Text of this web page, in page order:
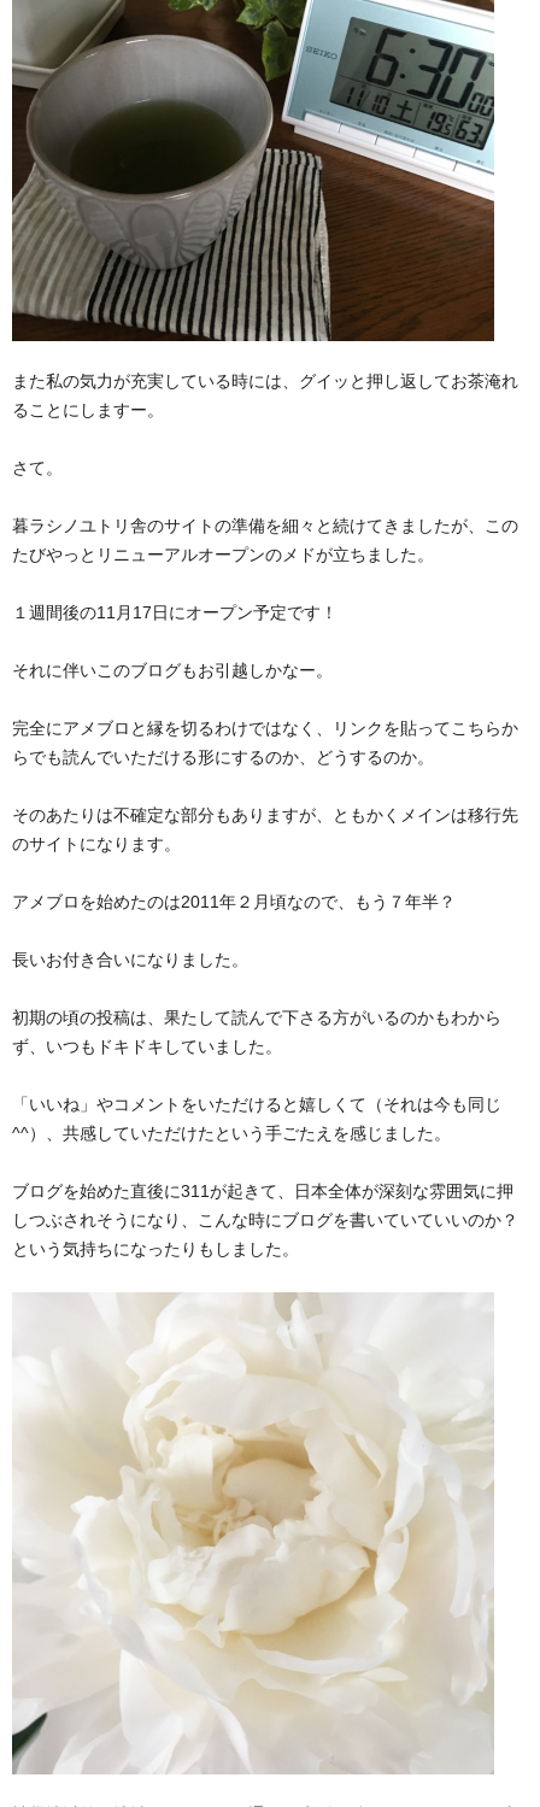
また私の気力が充実している時には、グイッと押し返してお茶淹れ
ることにしますー。
さて。
暮ラシノユトリ舎のサイトの準備を細々と続けてきましたが、この
たびやっとリニューアルオープンのメドが立ちました。
１週間後の11月17日にオープン予定です！
それに伴いこのブログもお引越しかなー。
完全にアメブロと縁を切るわけではなく、リンクを貼ってこちらか
らでも読んでいただける形にするのか、どうするのか。
そのあたりは不確定な部分もありますが、ともかくメインは移行先
のサイトになります。
アメブロを始めたのは2011年２月頃なので、もう７年半？
長いお付き合いになりました。
初期の頃の投稿は、果たして読んで下さる方がいるのかもわから
ず、いつもドキドキしていました。
「いいね」やコメントをいただけると嬉しくて（それは今も同じ
^^）、共感していただけたという手ごたえを感じました。
ブログを始めた直後に311が起きて、日本全体が深刻な雰囲気に押
しつぶされそうになり、こんな時にブログを書いていていいのか？
という気持ちになったりもしました。